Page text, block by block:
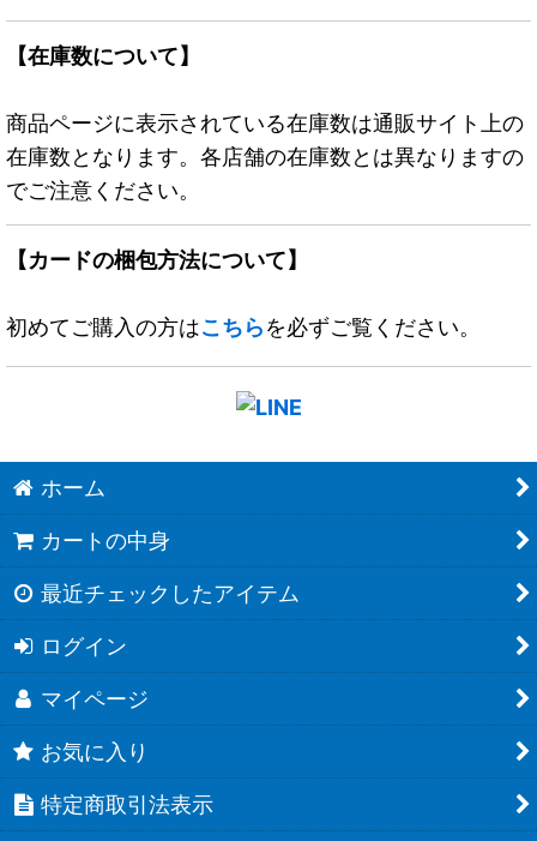
【在庫数について】
商品ページに表示されている在庫数は通販サイト上の
在庫数となります。各店舗の在庫数とは異なりますの
でご注意ください。
【カードの梱包方法について】
初めてご購入の方はこちらを必ずご覧ください。
ホーム
カートの中身
最近チェックしたアイテム
ログイン
マイページ
お気に入り
特定商取引法表示